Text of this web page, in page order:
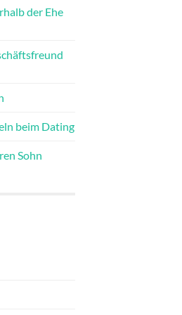
der Ehe
beim Dating
Sohn